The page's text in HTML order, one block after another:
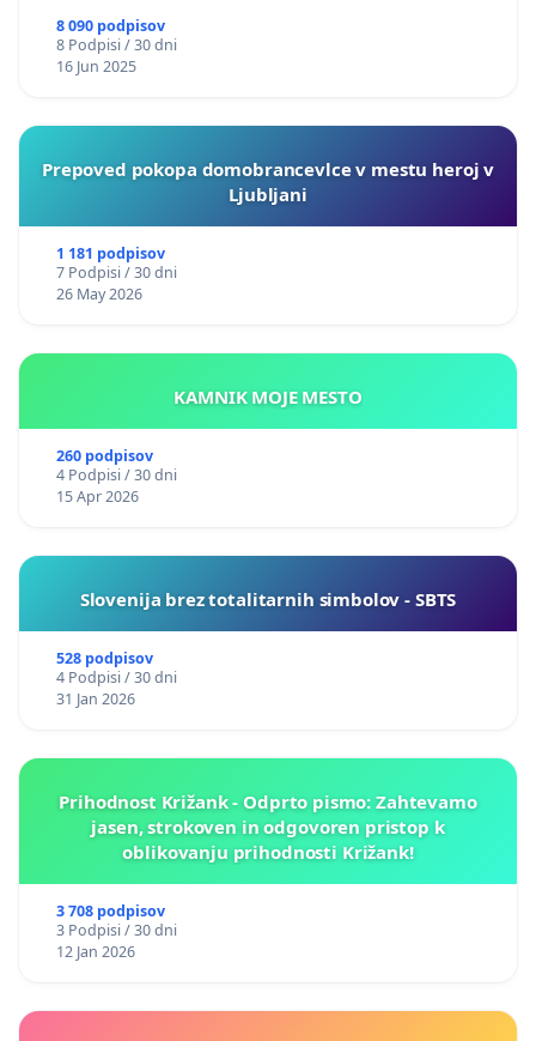
8 090 podpisov
8 Podpisi / 30 dni
16 Jun 2025
Prepoved pokopa domobrancevlce v mestu heroj v
Ljubljani
1 181 podpisov
7 Podpisi / 30 dni
26 May 2026
KAMNIK MOJE MESTO
260 podpisov
4 Podpisi / 30 dni
15 Apr 2026
Slovenija brez totalitarnih simbolov - SBTS
528 podpisov
4 Podpisi / 30 dni
31 Jan 2026
Prihodnost Križank - Odprto pismo: Zahtevamo
jasen, strokoven in odgovoren pristop k
oblikovanju prihodnosti Križank!
3 708 podpisov
3 Podpisi / 30 dni
12 Jan 2026